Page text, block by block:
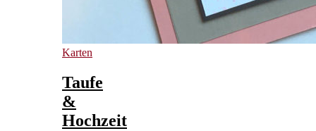
Karten
Taufe
&
Hochzeit